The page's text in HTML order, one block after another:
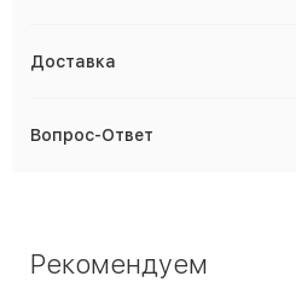
Доставка
Вопрос-Ответ
Рекомендуем